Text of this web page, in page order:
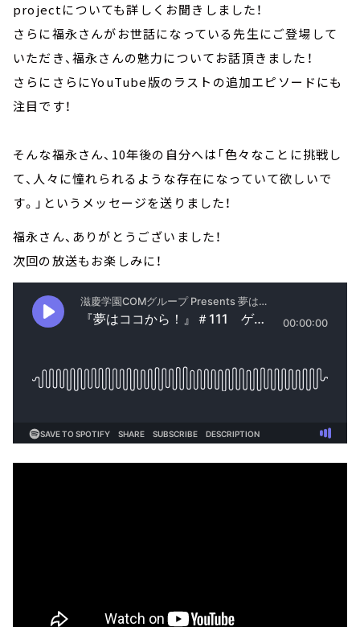
projectについても詳しくお聞きしました！
さらに福永さんがお世話になっている先生にご登場して
いただき、福永さんの魅力についてお話頂きました！
さらにさらにYouTube版のラストの追加エピソードにも
注目です！
そんな福永さん、10年後の自分へは「色々なことに挑戦し
て、人々に憧れられるような存在になっていて欲しいで
す。」というメッセージを送りました！
福永さん、ありがとうございました！
次回の放送もお楽しみに！